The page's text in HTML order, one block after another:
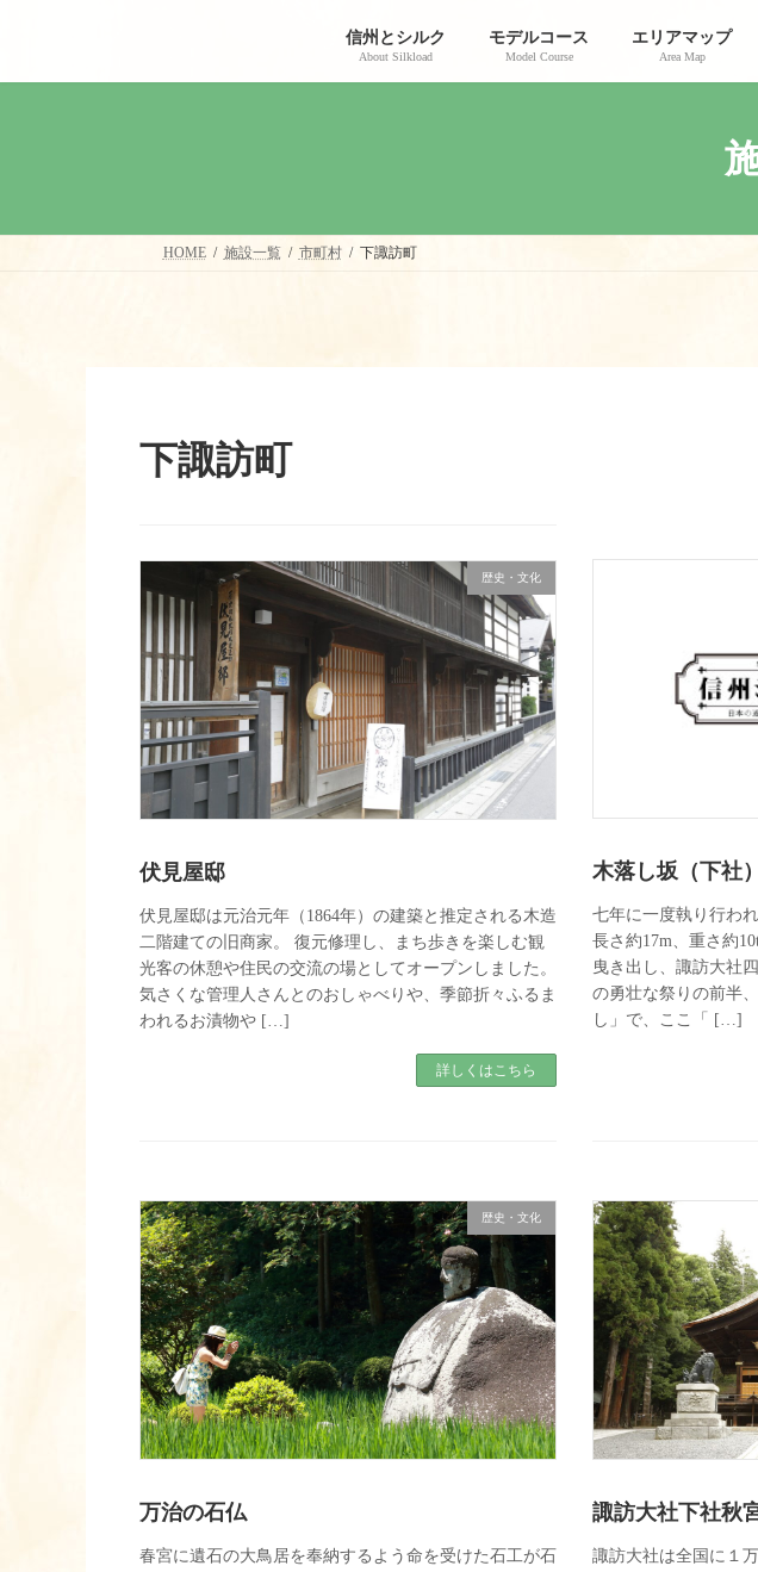
ン
プ
ー
動
信州とシルク
About Silkload
モデルコース
Model Course
エリアマップ
Area Map
HOME 施設一覧 市町村 下諏訪町
下諏訪町
歴史・文化
伏見屋邸
伏見屋邸は元治元年（1864年）の建築と推定される木造
二階建ての旧商家。 復元修理し、まち歩きを楽しむ観
光客の休憩や住民の交流の場としてオープンしました。
気さくな管理人さんとのおしゃべりや、季節折々ふるま
われるお漬物や […]
詳しくはこちら
木落し坂（下社）
七年に一度執り行わ
長さ約17m、重さ約
曳き出し、諏訪大社
の勇壮な祭りの前半
し」で、ここ「 […]
歴史・文化
万治の石仏
春宮に遺石の大鳥居を奉納するよう命を受けた石工が石
諏訪大社下社秋
諏訪大社は全国に１